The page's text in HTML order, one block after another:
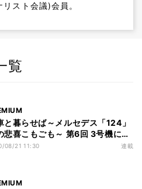
スト会議)会員。
覧
と暮らせば～メルセデス「124」
悲喜こもごも～ 第6回 3号機に乗
え決定! 「セレステ」以来の車歴
08/21 11:30 連載